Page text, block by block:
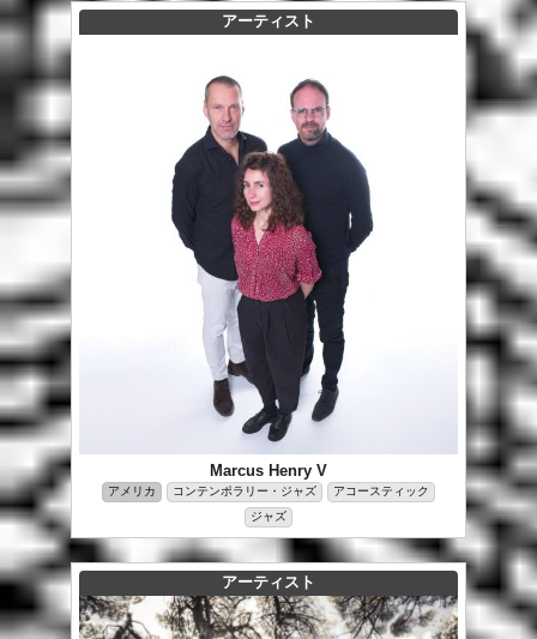
アーティスト
Marcus Henry V
アメリカ コンテンポラリー・ジャズ
アコースティック
ジャズ
アーティスト